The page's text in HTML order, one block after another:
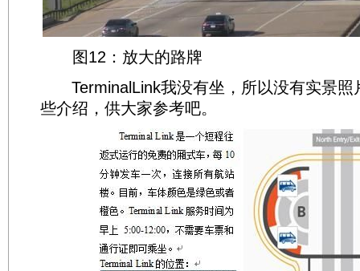
图12：放大的路牌
TerminalLink我没有坐，所以没有实景照
些介绍，供大家参考吧。